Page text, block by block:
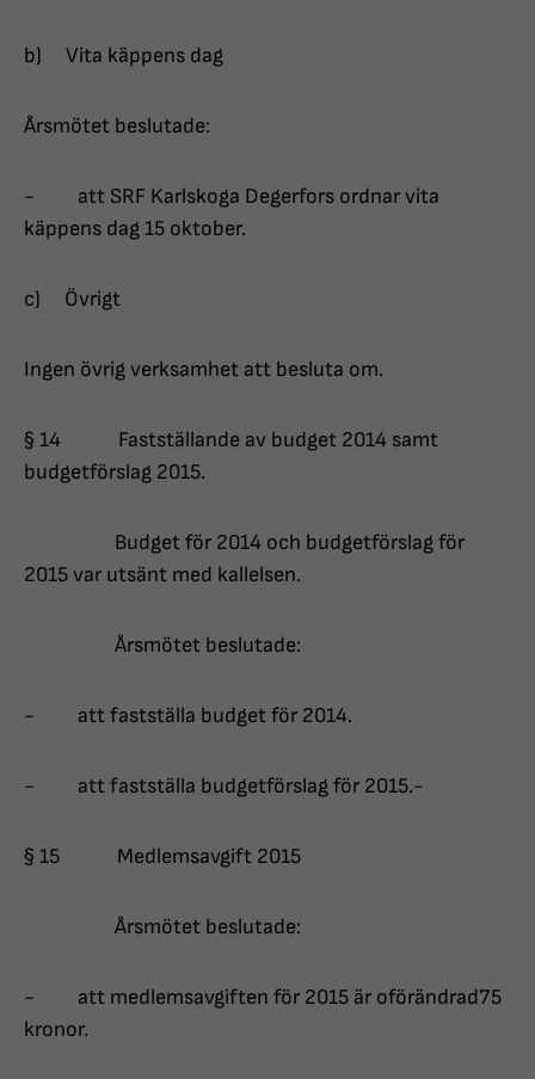
b) Vita käppens dag
Årsmötet beslutade:
- att SRF Karlskoga Degerfors ordnar vita
käppens dag 15 oktober.
c) Övrigt
Ingen övrig verksamhet att besluta om.
§ 14 Fastställande av budget 2014 samt
budgetförslag 2015.
Budget för 2014 och budgetförslag för
2015 var utsänt med kallelsen.
Årsmötet beslutade:
- att fastställa budget för 2014.
- att fastställa budgetförslag för 2015.-
§ 15 Medlemsavgift 2015
Årsmötet beslutade:
- att medlemsavgiften för 2015 är oförändrad75
kronor.